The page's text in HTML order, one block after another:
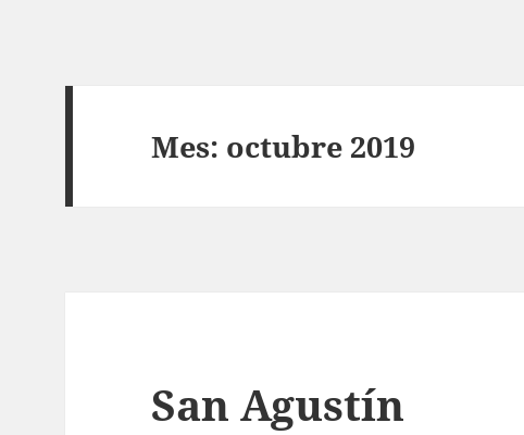
Mes: octubre 2019
San Agustín